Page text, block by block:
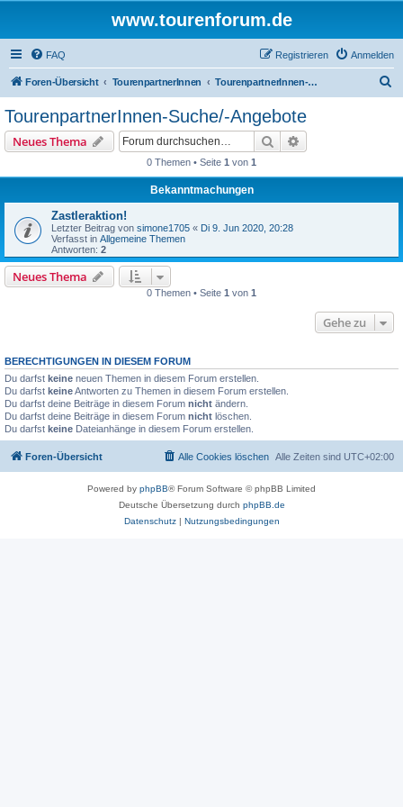
www.tourenforum.de
FAQ Anmelden
Registrieren
Foren-Übersicht TourenpartnerInnen TourenpartnerInnen-Suche/-Angebote
TourenpartnerInnen-Suche/-Angebote
Neues Thema Suche
0 Themen • Seite 1 von 1
Bekanntmachungen
Zastleraktion!
Letzter Beitrag von simone1705 « Di 9. Jun 2020, 20:28
Verfasst in Allgemeine Themen
Antworten: 2
Neues Thema
0 Themen • Seite 1 von 1
Gehe zu
BERECHTIGUNGEN IN DIESEM FORUM
Du darfst keine neuen Themen in diesem Forum erstellen.
Du darfst keineAntworten zu Themen in diesem Forum erstellen.
Du darfst deine Beiträge in diesem Forum nicht ändern.
Du darfst deine Beiträge in diesem Forum nicht löschen.
Du darfst keine Dateianhänge in diesem Forum erstellen.
Foren-Übersicht Alle Zeiten sind UTC+02:00
Alle Cookies löschen
Powered by phpBB® Forum Software © phpBB Limited
Deutsche Übersetzung durch phpBB.de
Datenschutz| Nutzungsbedingungen